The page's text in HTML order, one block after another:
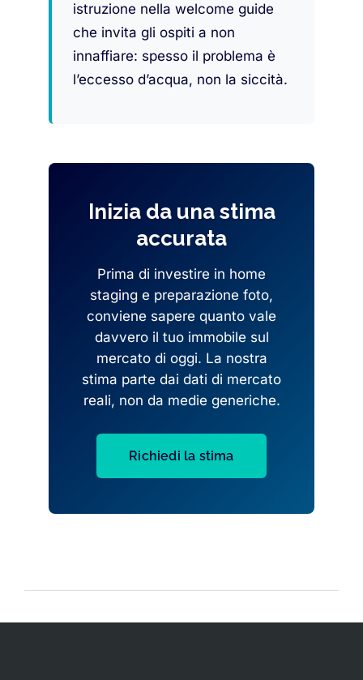
istruzione nella welcome guide
che invita gli ospiti a non
innaffiare: spesso il problema è
l’eccesso d’acqua, non la siccità.
Inizia da una stima
accurata
Prima di investire in home
staging e preparazione foto,
conviene sapere quanto vale
davvero il tuo immobile sul
mercato di oggi. La nostra
stima parte dai dati di mercato
reali, non da medie generiche.
Richiedi la stima